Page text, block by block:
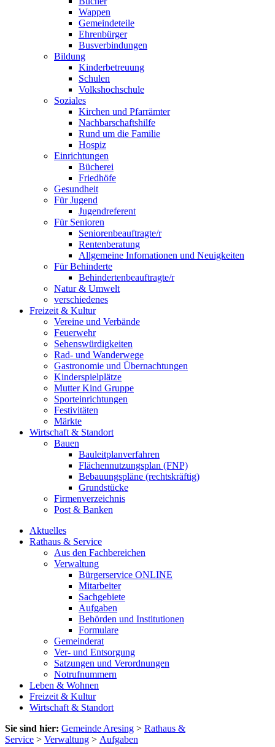
Wappen
Gemeindeteile
Ehrenbürger
Busverbindungen
Bildung
Kinderbetreuung
Schulen
Volkshochschule
Soziales
Kirchen und Pfarrämter
Nachbarschaftshilfe
Rund um die Familie
Hospiz
Einrichtungen
Bücherei
Friedhöfe
Gesundheit
Für Jugend
Jugendreferent
Für Senioren
Seniorenbeauftragte/r
Rentenberatung
Allgemeine Infomationen und Neuigkeiten
Für Behinderte
Behindertenbeauftragte/r
Natur & Umwelt
verschiedenes
Freizeit & Kultur
Vereine und Verbände
Feuerwehr
Sehenswürdigkeiten
Rad- und Wanderwege
Gastronomie und Übernachtungen
Kinderspielplätze
Mutter Kind Gruppe
Sporteinrichtungen
Festivitäten
Märkte
Wirtschaft & Standort
Bauen
Bauleitplanverfahren
Flächennutzungsplan (FNP)
Bebauungspläne (rechtskräftig)
Grundstücke
Firmenverzeichnis
Post & Banken
Aktuelles
Rathaus & Service
Aus den Fachbereichen
Verwaltung
Bürgerservice ONLINE
Mitarbeiter
Sachgebiete
Aufgaben
Behörden und Institutionen
Formulare
Gemeinderat
Ver- und Entsorgung
Satzungen und Verordnungen
Notrufnummern
Leben & Wohnen
Freizeit & Kultur
Wirtschaft & Standort
Sie sind hier: Gemeinde Aresing > Rathaus &
Service > Verwaltung > Aufgaben